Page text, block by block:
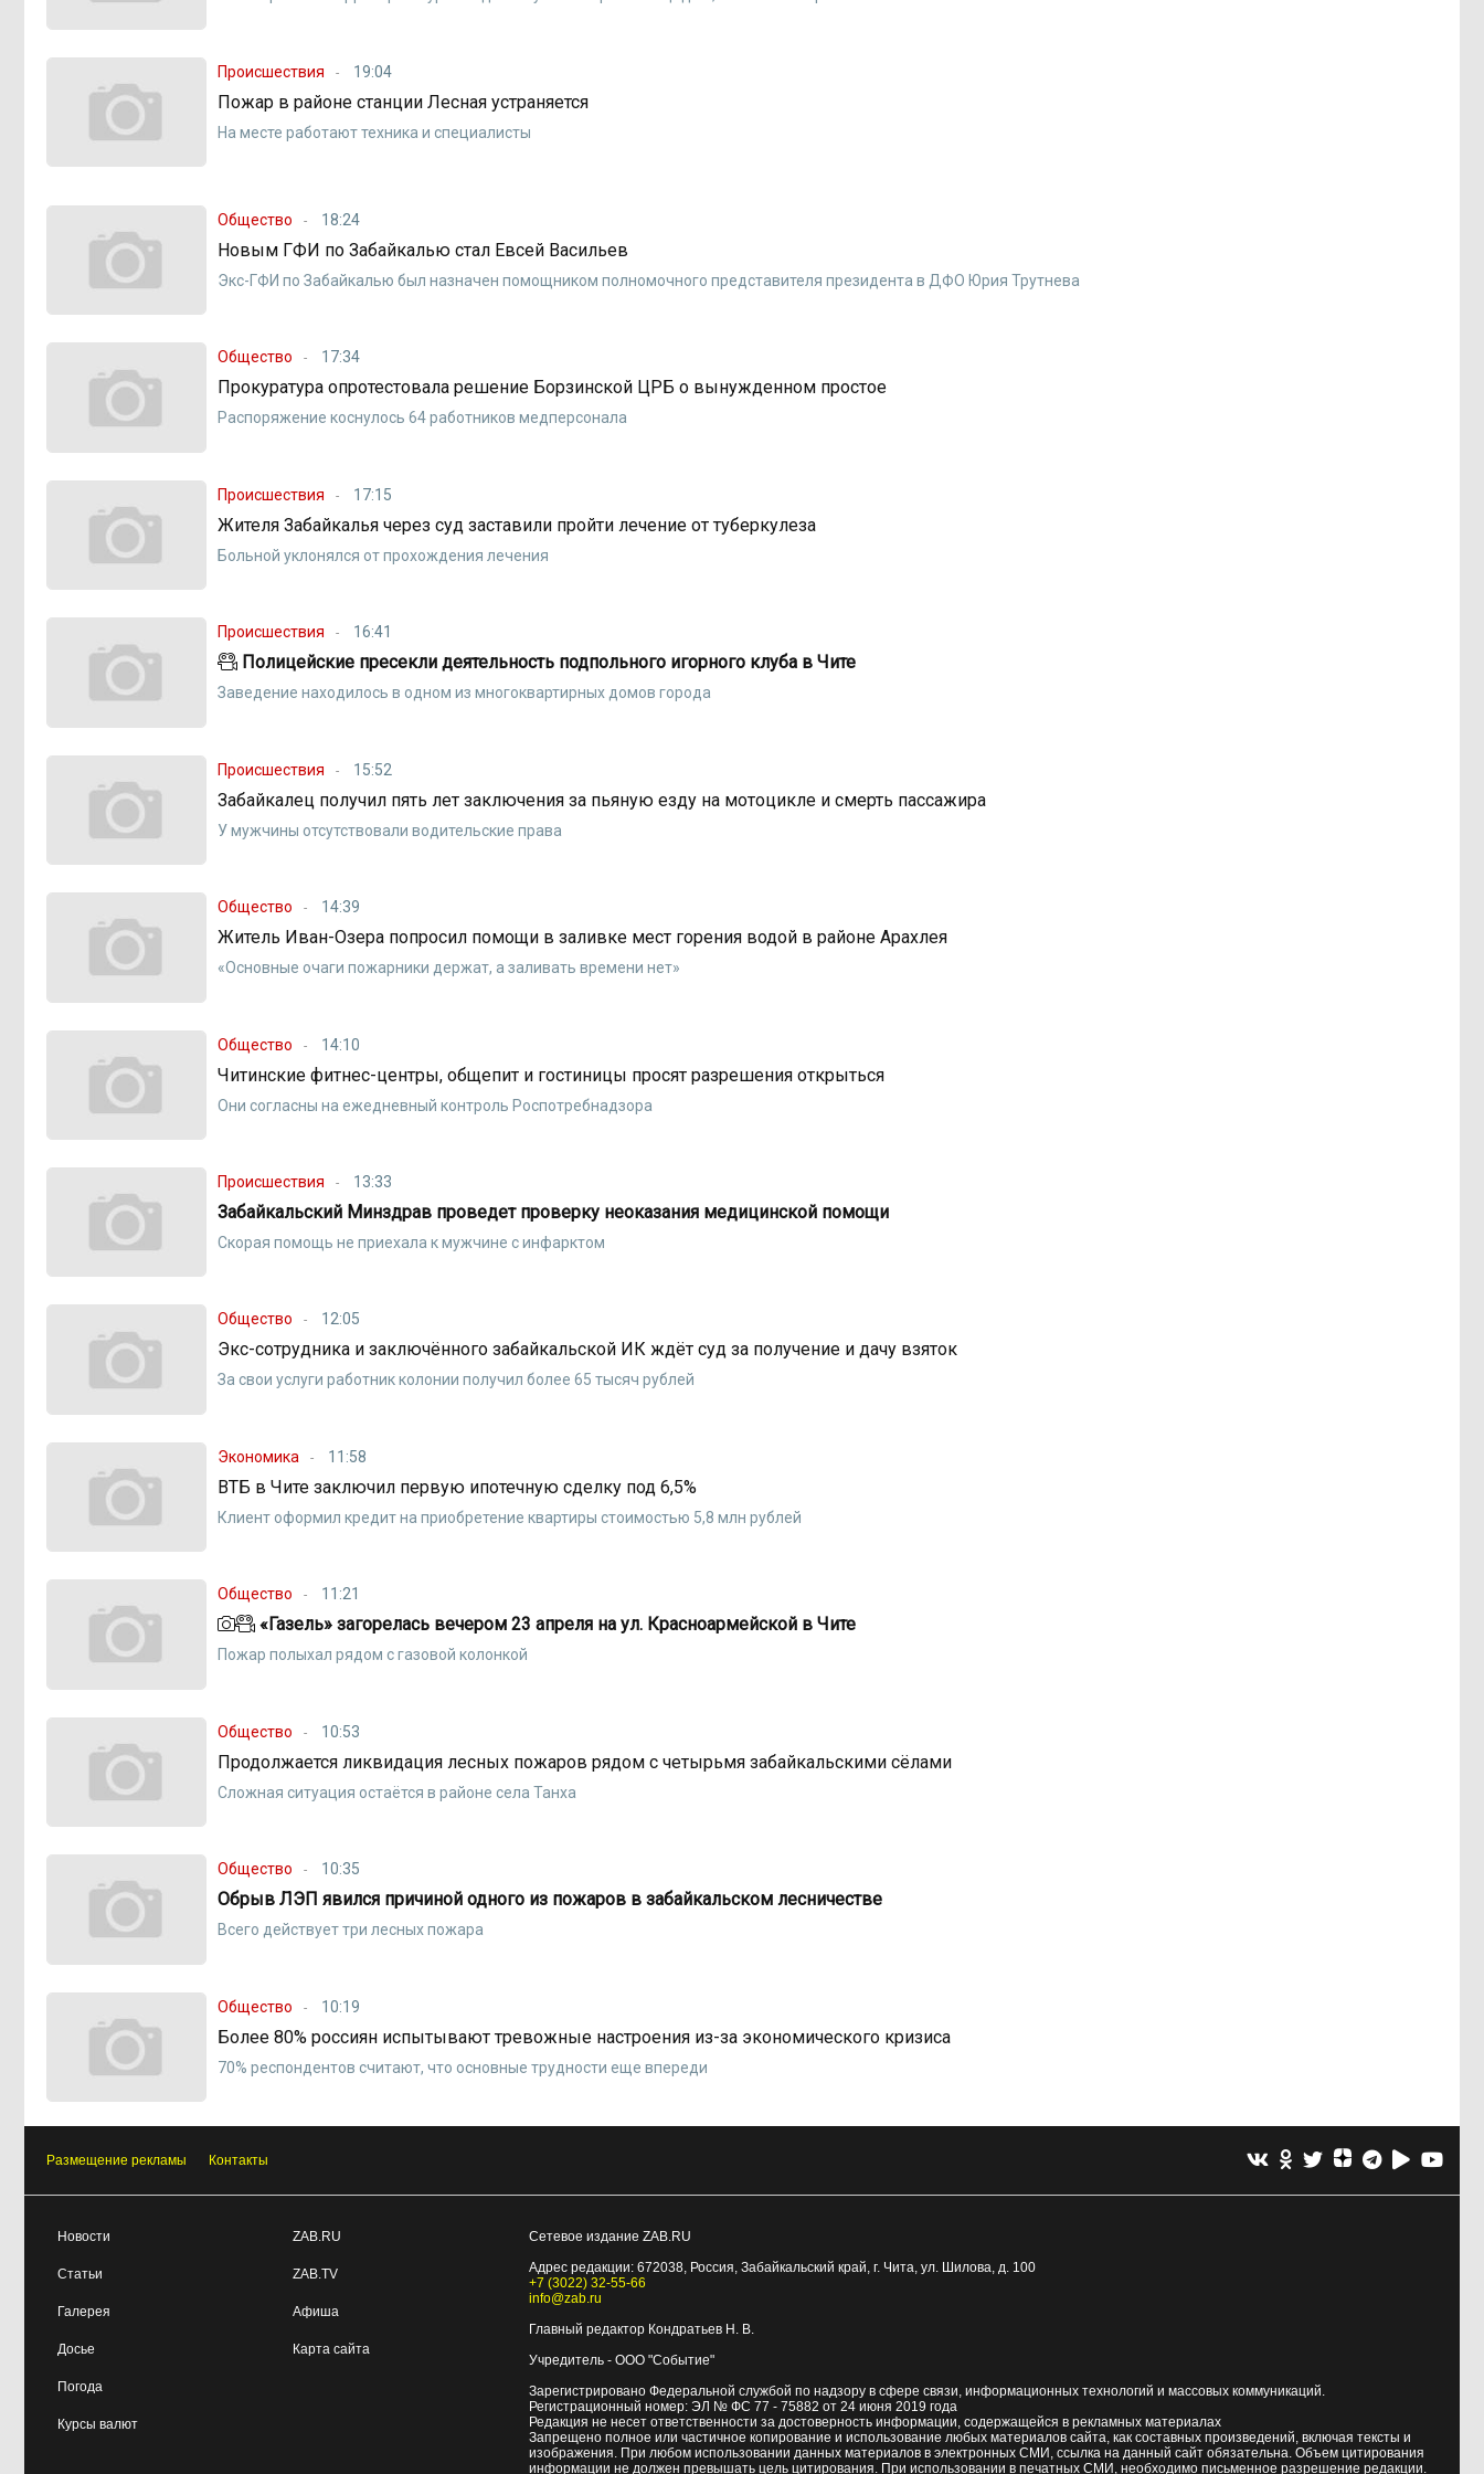
Происшествия 19:04
Пожар в районе станции Лесная устраняется
На месте работают техника и специалисты
Общество 18:24
Новым ГФИ по Забайкалью стал Евсей Васильев
Экс-ГФИ по Забайкалью был назначен помощником полномочного представителя президента в ДФО Юрия Трутнева
Общество 17:34
Прокуратура опротестовала решение Борзинской ЦРБ о вынужденном простое
Распоряжение коснулось 64 работников медперсонала
Происшествия 17:15
Жителя Забайкалья через суд заставили пройти лечение от туберкулеза
Больной уклонялся от прохождения лечения
Происшествия 16:41
Полицейские пресекли деятельность подпольного игорного клуба в Чите
Заведение находилось в одном из многоквартирных домов города
Происшествия 15:52
Забайкалец получил пять лет заключения за пьяную езду на мотоцикле и смерть пассажира
У мужчины отсутствовали водительские права
Общество 14:39
Житель Иван-Озера попросил помощи в заливке мест горения водой в районе Арахлея
«Основные очаги пожарники держат, а заливать времени нет»
Общество 14:10
Читинские фитнес-центры, общепит и гостиницы просят разрешения открыться
Они согласны на ежедневный контроль Роспотребнадзора
Происшествия 13:33
Забайкальский Минздрав проведет проверку неоказания медицинской помощи
Скорая помощь не приехала к мужчине с инфарктом
Общество 12:05
Экс-сотрудника и заключённого забайкальской ИК ждёт суд за получение и дачу взяток
За свои услуги работник колонии получил более 65 тысяч рублей
Экономика 11:58
ВТБ в Чите заключил первую ипотечную сделку под 6,5%
Клиент оформил кредит на приобретение квартиры стоимостью 5,8 млн рублей
Общество 11:21
«Газель» загорелась вечером 23 апреля на ул. Красноармейской в Чите
Пожар полыхал рядом с газовой колонкой
Общество 10:53
Продолжается ликвидация лесных пожаров рядом с четырьмя забайкальскими сёлами
Сложная ситуация остаётся в районе села Танха
Общество 10:35
Обрыв ЛЭП явился причиной одного из пожаров в забайкальском лесничестве
Всего действует три лесных пожара
Общество 10:19
Более 80% россиян испытывают тревожные настроения из-за экономического кризиса
70% респондентов считают, что основные трудности еще впереди
Размещение рекламы Контакты
Новости
Статьи
Галерея
Досье
Погода
Курсы валют
ZAB.RU
ZAB.TV
Афиша
Карта сайта
Сетевое издание ZAB.RU
Адрес редакции: 672038, Россия, Забайкальский край, г. Чита, ул. Шилова, д. 100
+7 (3022) 32-55-66
info@zab.ru
Главный редактор Кондратьев Н. В.
Учредитель - ООО "Событие"
Зарегистрировано Федеральной службой по надзору в сфере связи, информационных технологий и массовых коммуникаций.
Регистрационный номер: ЭЛ № ФС 77 - 75882 от 24 июня 2019 года
Редакция не несет ответственности за достоверность информации, содержащейся в рекламных материалах
Запрещено полное или частичное копирование и использование любых материалов сайта, как составных произведений, включая тексты и
изображения. При любом использовании данных материалов в электронных СМИ, ссылка на данный сайт обязательна. Объем цитирования
информации не должен превышать цель цитирования. При использовании в печатных СМИ, необходимо письменное разрешение редакции.